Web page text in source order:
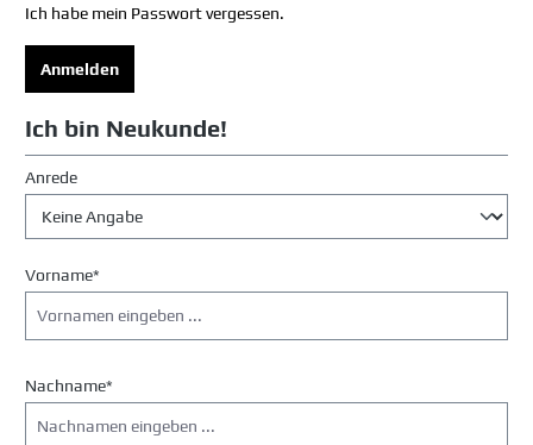
Ich habe mein Passwort vergessen.
Anmelden
Ich bin Neukunde!
Persönliche Informationen
Anrede
Vorname*
Nachname*